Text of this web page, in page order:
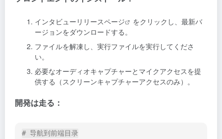
インタビュー リリースページ
をクリックし、最新バ
ージョンをダウンロードする。
ファイルを解凍し、実行ファイルを実行してくださ
い。
必要なオーディオキャプチャーとマイクアクセスを提
供する（スクリーンキャプチャーアクセスのみ）。
開発は走る：
# 导航到前端目录